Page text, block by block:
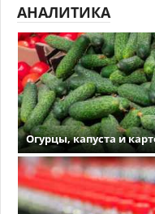
АНАЛИТИКА
Огурцы, капуста и